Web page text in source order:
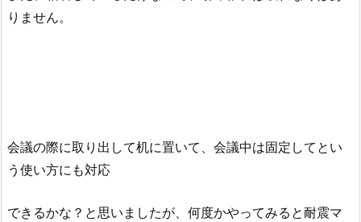
りません。
会議の際に取り出して机に置いて、会議中は固定してとい
う使い方にも対応
できるかな？と思いましたが、何度かやってみると耐震マ